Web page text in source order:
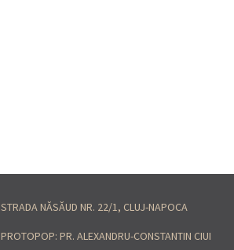
STRADA NĂSĂUD NR. 22/1, CLUJ-NAPOCA
PROTOPOP: PR. ALEXANDRU-CONSTANTIN CIUI